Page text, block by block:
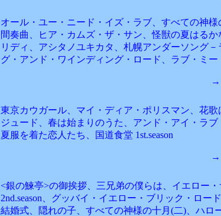
オール・ユー・ニード・イズ・ラブ、すべての神
間奏曲、ヒア・カムズ・ザ・サン、怪獣の夏はる
リディ、アシタノユキカタ、札幌アンダーソング
グ・アンド・ワインディング・ロード、ラブ・ミー
東京カウガール、マイ・ディア・ポリスマン、花歌
ジュード、春は始まりのうた、アンド・アイ・ラブ
夏服を着た恋人たち、国道食堂 1st.season
<銀の鰊亭>の御挨拶、三兄弟の僕らは 、イエロー
2nd.season、グッバイ・イエロー・ブリック・ロー
結婚式、隠れの子、すべての神様の十月(二)、ハロ